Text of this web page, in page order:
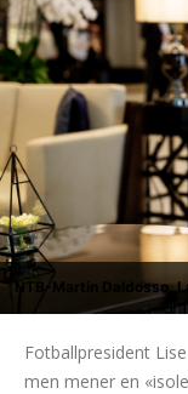
NTB-Martin Daldosso,
Fotballpresident
men mener en